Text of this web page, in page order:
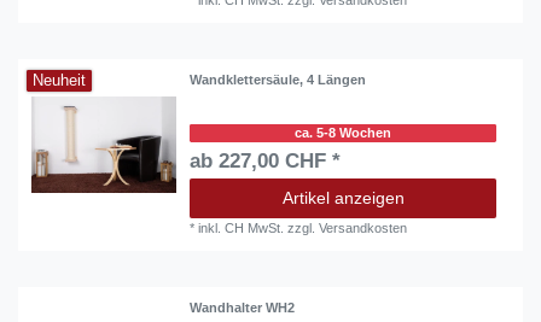
Neuheit Wandklettersäule, 4 Längen
ca. 5-8 Wochen
ab 227,00 CHF *
Artikel anzeigen
*inkl. CH MwSt. zzgl.Versandkosten
Wandhalter WH2